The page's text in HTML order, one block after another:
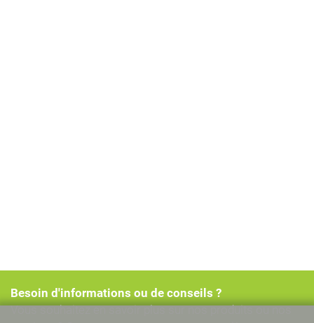
Besoin d'informations ou de conseils ?
Vous souhaitez en savoir plus sur nos produits ou nos